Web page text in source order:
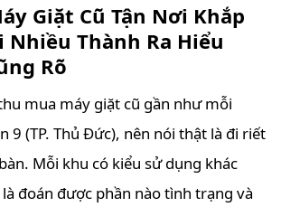
Giặt Cũ Tận Nơi Khắp
Nhiều Thành Ra Hiểu
Rõ
mua máy giặt cũ gần như mỗi
9 (TP. Thủ Đức), nên nói thật là đi riết
Mỗi khu có kiểu sử dụng khác
đoán được phần nào tình trạng và